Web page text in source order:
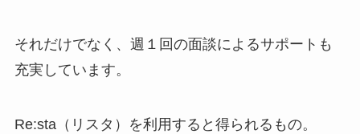
それだけでなく、週１回の面談によるサポートも
充実しています。
Re:sta（リスタ）を利用すると得られるもの。